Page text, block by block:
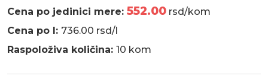
Cena po jedinici mere: 552.00 rsd/kom
Cena po l: 736.00 rsd/l
Raspoloživa količina: 10 kom